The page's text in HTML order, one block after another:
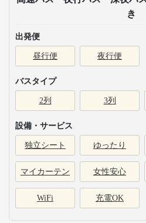
き
出発便
昼行便 夜行便
バスタイプ
2列 3列
設備・サービス
独立シート ゆったり
マイカーテン 女性安心
WiFi 充電OK